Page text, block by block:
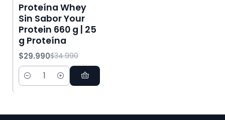
Proteína Whey
Sin Sabor Your
Protein 660 g | 25
g Proteína
$29.990$34.990
Cantidad